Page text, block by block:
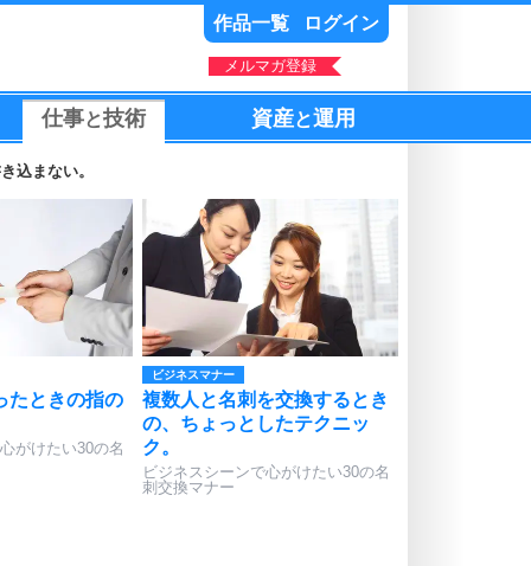
作品一覧 ログイン
メルマガ登録
仕事と技術 資産と運用
込まない。
たときの指の
がけたい30の名
ビジネスマナー
複数人と名刺を交換するとき
の、ちょっとしたテクニッ
ク。
ビジネスシーンで心がけたい30の名
刺交換マナー